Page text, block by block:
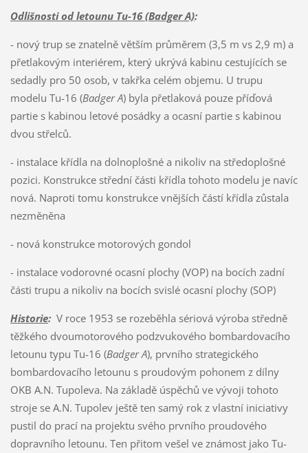
Odlišnosti od letounu Tu-16 (Badger A):
- nový trup se znatelně větším průměrem (3,5 m vs 2,9 m) a
přetlakovým interiérem, který ukrývá kabinu cestujících se
sedadly pro 50 osob, v takřka celém objemu. U trupu
modelu Tu-16 (Badger A) byla přetlaková pouze příďová
partie s kabinou letové posádky a ocasní partie s kabinou
dvou střelců.
- instalace křídla na dolnoplošné a nikoliv na středoplošné
pozici. Konstrukce střední části křídla tohoto modelu je navíc
nová. Naproti tomu konstrukce vnějších částí křídla zůstala
nezměněna
- nová konstrukce motorových gondol
- instalace vodorovné ocasní plochy (VOP) na bocích zadní
části trupu a nikoliv na bocích svislé ocasní plochy (SOP)
Historie:V roce 1953 se rozeběhla sériová výroba středně
těžkého dvoumotorového podzvukového bombardovacího
letounu typu Tu-16 (Badger A), prvního strategického
bombardovacího letounu s proudovým pohonem z dílny
OKB A.N. Tupoleva. Na základě úspěchů ve vývoji tohoto
stroje se A.N. Tupolev ještě ten samý rok z vlastní iniciativy
pustil do prací na projektu svého prvního proudového
dopravního letounu. Ten přitom vešel ve známost jako Tu-